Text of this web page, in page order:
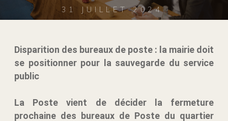
31 JUILLET 2024
Disparition des bureaux de poste : la mairie doit
se positionner pour la sauvegarde du service
public
La Poste vient de décider la fermeture
prochaine des bureaux de Poste du quartier